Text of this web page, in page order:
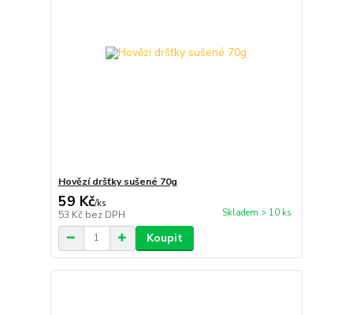
Hovězí dršťky sušené 70g
59 Kč/ks
53 Kč bez DPH Skladem > 10 ks
Koupit